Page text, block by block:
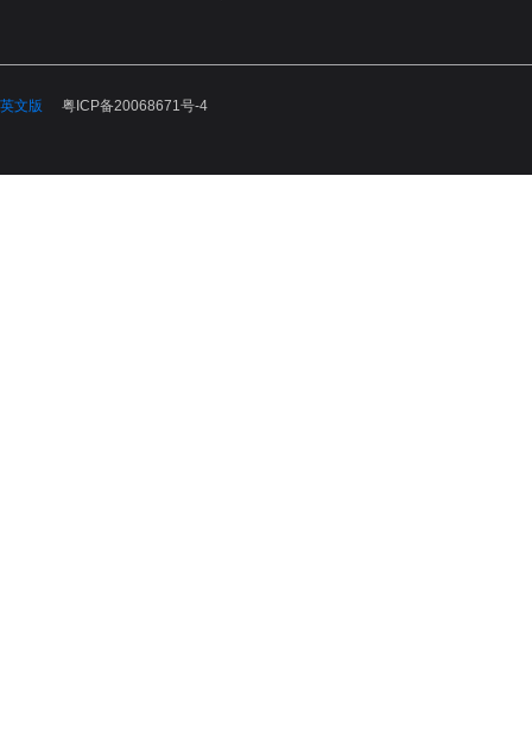
英文版 粤ICP备20068671号-4